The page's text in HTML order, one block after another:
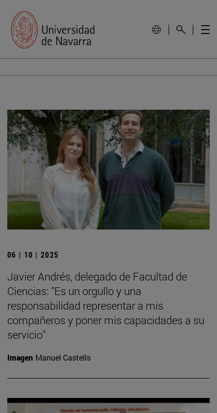
06 | 10 | 2025
Javier Andrés, delegado de Facultad de
Ciencias: "Es un orgullo y una
responsabilidad representar a mis
compañeros y poner mis capacidades a su
servicio"
Imagen Manuel Castells